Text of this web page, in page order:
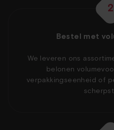
2
Bestel met
We leveren ons
belonen
verpakkingseenheid of